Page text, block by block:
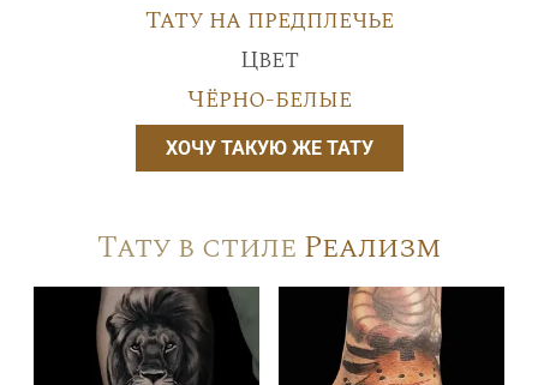
Тату на предплечье
Цвет
Чёрно-белые
ХОЧУ ТАКУЮ ЖЕ ТАТУ
Тату в стиле Реализм